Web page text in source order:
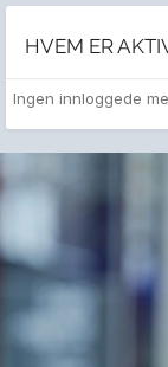
HVEM ER
Ingen innloggede